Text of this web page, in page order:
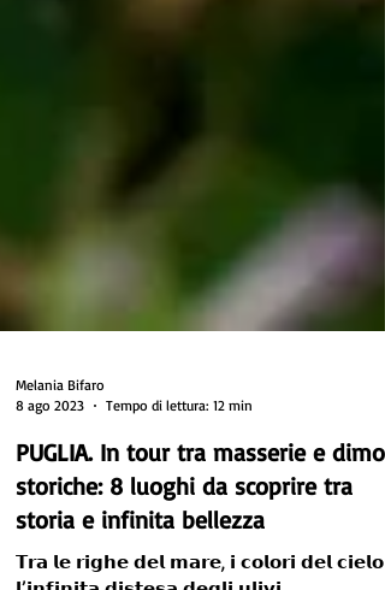
Melania Bifaro
8 ago 2023
Tempo di lettura: 12 min
PUGLIA. In tour tra masserie e
storiche: 8 luoghi da scoprire tra
storia e infinita bellezza